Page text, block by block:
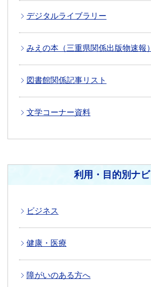
デジタルライブラリー
みえの本（三重県関係出版物速報）
図書館関係記事リスト
文学コーナー資料
利用・目的別ナビ
ビジネス
健康・医療
障がいのある方へ